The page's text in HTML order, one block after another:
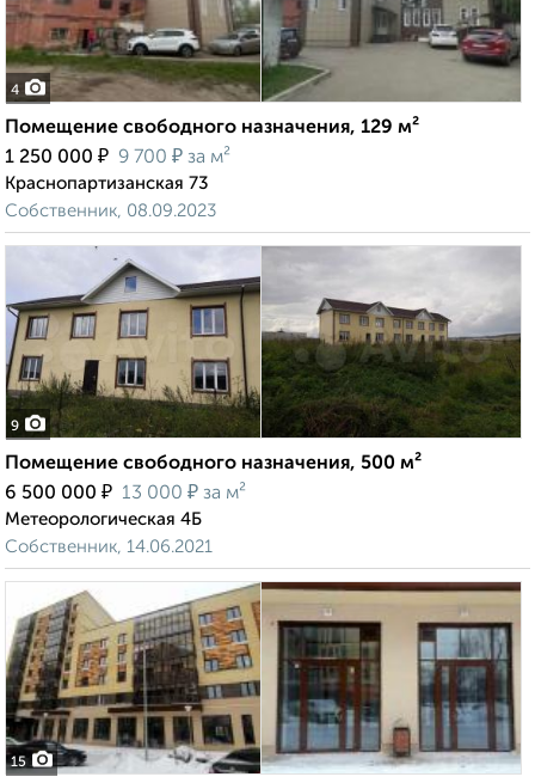
4
Помещение свободного назначения, 129 м²
1 250 000 ₽ 9 700 ₽ за м²
Краснопартизанская 73
Собственник, 08.09.2023
9
Помещение свободного назначения, 500 м²
6 500 000 ₽ 13 000 ₽ за м²
Метеорологическая 4Б
Собственник, 14.06.2021
15